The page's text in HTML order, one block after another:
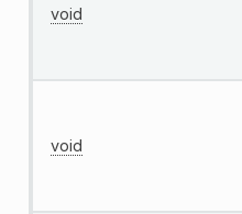
void
void